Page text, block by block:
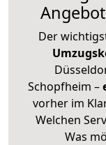
Der
Schopfheim –
vorher im
Welchen
Was